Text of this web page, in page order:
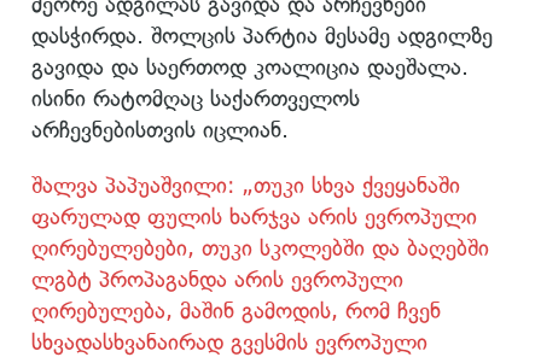
დასჭირდა. შოლცის პარტია მესამე ადგილზე
გავიდა და საერთოდ კოალიცია დაეშალა.
ისინი რატომღაც საქართველოს
არჩევნებისთვის იცლიან.
შალვა პაპუაშვილი: „თუკი სხვა ქვეყანაში
ფარულად ფულის ხარჯვა არის ევროპული
ღირებულებები, თუკი სკოლებში და ბაღებში
ლგბტ პროპაგანდა არის ევროპული
ღირებულება, მაშინ გამოდის, რომ ჩვენ
სხვადასხვანაირად გვესმის ევროპული